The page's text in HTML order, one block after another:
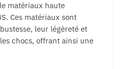
matériaux haute
Ces matériaux sont
leur légèreté et
chocs, offrant ainsi une